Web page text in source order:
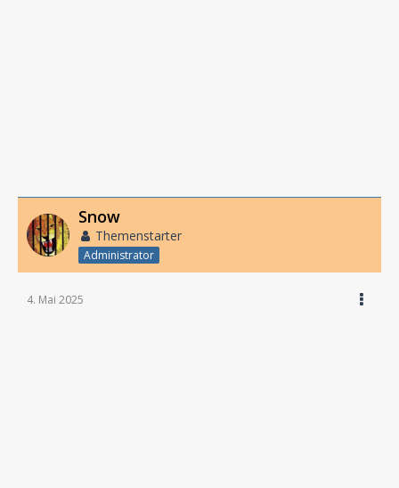
Snow
Themenstarter
Administrator
4. Mai 2025